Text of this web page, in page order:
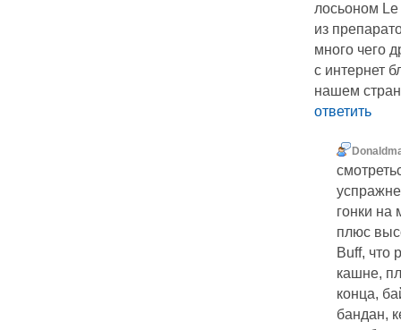
лосьоном
из
много чего
с интернет
нашем
ответить
гонки на
плюс
Buff, что
кашне,
конца,
бандан,